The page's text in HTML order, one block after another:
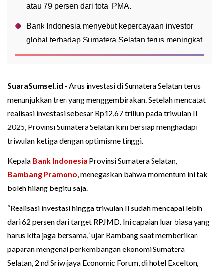
atau 79 persen dari total PMA.
Bank Indonesia menyebut kepercayaan investor
global terhadap Sumatera Selatan terus meningkat.
SuaraSumsel.id - Arus investasi di Sumatera Selatan terus
menunjukkan tren yang menggembirakan. Setelah mencatat
realisasi investasi sebesar Rp12,67 triliun pada triwulan II
2025, Provinsi Sumatera Selatan kini bersiap menghadapi
triwulan ketiga dengan optimisme tinggi.
Kepala Bank Indonesia Provinsi Sumatera Selatan,
Bambang Pramono, menegaskan bahwa momentum ini tak
boleh hilang begitu saja.
“Realisasi investasi hingga triwulan II sudah mencapai lebih
dari 62 persen dari target RPJMD. Ini capaian luar biasa yang
harus kita jaga bersama,” ujar Bambang saat memberikan
paparan mengenai perkembangan ekonomi Sumatera
Selatan, 2 nd Sriwijaya Economic Forum, di hotel Excelton,